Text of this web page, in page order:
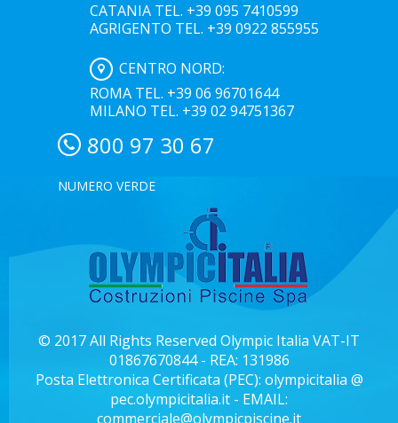
CATANIA TEL. +39 095 7410599
AGRIGENTO TEL. +39 0922 855955
CENTRO NORD:
ROMA TEL. +39 06 96701644
MILANO TEL. +39 02 94751367
800 97 30 67
NUMERO VERDE
© 2017 All Rights Reserved Olympic Italia VAT-IT
01867670844 - REA: 131986
Posta Elettronica Certificata (PEC): olympicitalia @
pec.olympicitalia.it - EMAIL:
commerciale@olympicpiscine.it